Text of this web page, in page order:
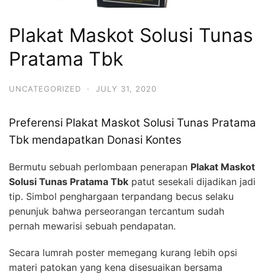
Plakat Maskot Solusi Tunas
Pratama Tbk
UNCATEGORIZED · JULY 31, 2020
Preferensi Plakat Maskot Solusi Tunas Pratama
Tbk mendapatkan Donasi Kontes
Bermutu sebuah perlombaan penerapan Plakat Maskot
Solusi Tunas Pratama Tbk patut sesekali dijadikan jadi
tip. Simbol penghargaan terpandang becus selaku
penunjuk bahwa perseorangan tercantum sudah
pernah mewarisi sebuah pendapatan.
Secara lumrah poster memegang kurang lebih opsi
materi patokan yang kena disesuaikan bersama